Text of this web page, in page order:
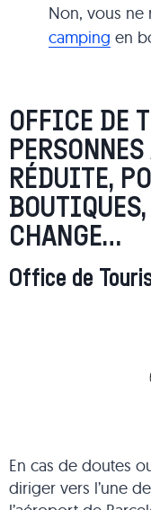
Non, vous ne
camping en
OFFICE DE
RÉDUITE,
CHANGE…
Office de
En cas de doutes
diriger vers l’une